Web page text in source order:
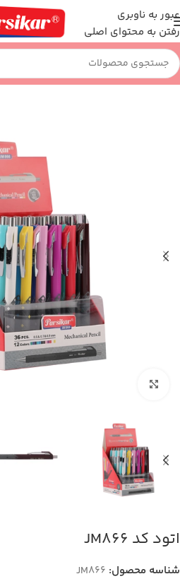
عبور به ناوبری
رفتن به محتوای اصلی
خانه نوشت افزار اتود
اتود کد JM866
شناسه محصول: JM866